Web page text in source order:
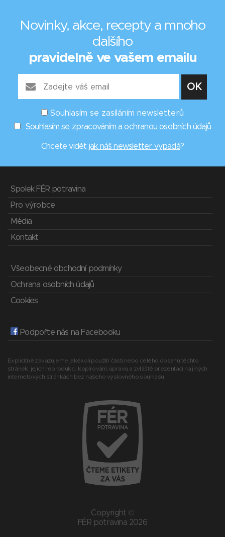
Novinky, akce, recepty a mnoho
dalšího
pravidelně ve vašem emailu
Souhlasím se zasíláním newsletterů
Souhlasím se zpracováním a ochranou osobních údajů
Chcete vidět jak náš newsletter vypadá?
Spolek FÉR potravina
Pro výrobce
Média
Kontakt
Všeobecné obchodní podmínky
Ochrana osobních údajů
Cookies
Podpořte nás na Facebooku
Explicitně zakazujeme jakékoli použití části nebo celého obsahu těchto
stránek, jejich reprodukci, kopírování, úpravu a zvláště prezentaci na jiných
internetových stránkách bez našeho výslovného souhlasu.
Copyright ©
FÉR potravina 2026